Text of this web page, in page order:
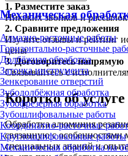
Механическая
Алмазно-расточные работы
Горизонтально-расточные
Долбёжная обработка
Заточка инструмента
Зенкерование отверстий
Зубодолбёжная обработка
Зубофрезерная обработка
Зубошлифовальные работы
Координатно-расточные
Круглошлифовальные работы
Механическая обработка на
1. Разместите заказ
Никаких звонков и
2. Сравните предложения
Изучите отзывы и рейтинг
цены
3.Договоритесь напрямую
Связывайтесь с
Коротко об услуге
Обработка алюминия
связанную с особенностями
специальных знаний и